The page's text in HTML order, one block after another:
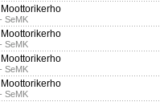
SeMK
SeMK
SeMK
SeMK